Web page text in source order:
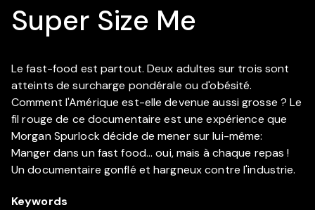
Super Size Me
Le fast-food est partout. Deux adultes sur trois sont
atteints de surcharge pondérale ou d'obésité.
Comment l'Amérique est-elle devenue aussi grosse ? Le
fil rouge de ce documentaire est une expérience que
Morgan Spurlock décide de mener sur lui-même:
Manger dans un fast food... oui, mais à chaque repas !
Un documentaire gonflé et hargneux contre l'industrie.
Keywords